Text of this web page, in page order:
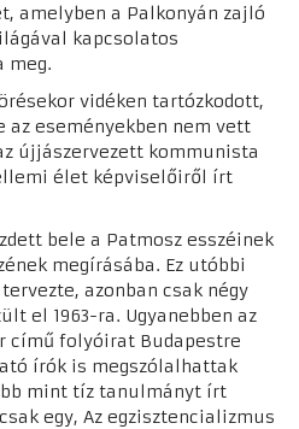
amelyben a Palkonyán zajló
kapcsolatos
meg.
vidéken tartózkodott,
eseményekben nem vett
újjászervezett kommunista
élet képviselőiről írt
bele a Patmosz esszéinek
megírásába. Ez utóbbi
azonban csak négy
el 1963-ra. Ugyanebben az
című folyóirat Budapestre
írók is megszólalhattak
mint tíz tanulmányt írt
egy, Az egzisztencializmus